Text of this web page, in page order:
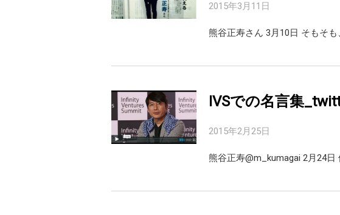
2015年3月11日
熊谷正寿さん 3月10日 そもそ
IVSでの名言集
2015年2月25日
熊谷正寿@m_kumagai 2月24